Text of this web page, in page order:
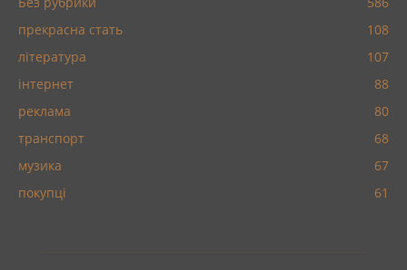
прекрасна стать
108
література
107
інтернет
88
реклама
80
транспорт
68
музика
67
покупці
61